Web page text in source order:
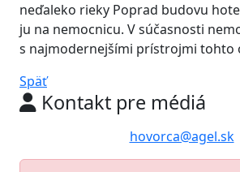
neďaleko rieky Poprad budovu
ju na nemocnicu. V súčasnosti
s najmodernejšími prístrojmi tohto
Späť
Kontakt pre médiá
hovorca@agel.sk